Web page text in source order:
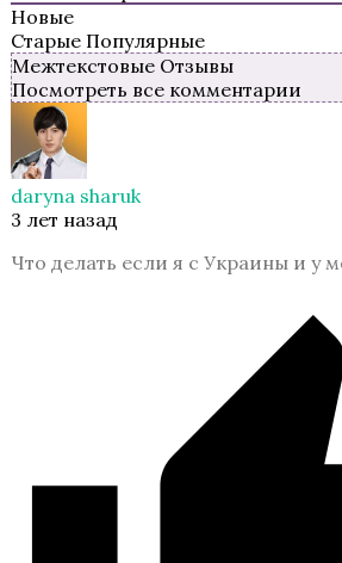
Пропавшие
Новые
Старые Популярные
Межтекстовые Отзывы
Посмотреть все комментарии
daryna sharuk
3 лет назад
Что делать если я с Украины и у